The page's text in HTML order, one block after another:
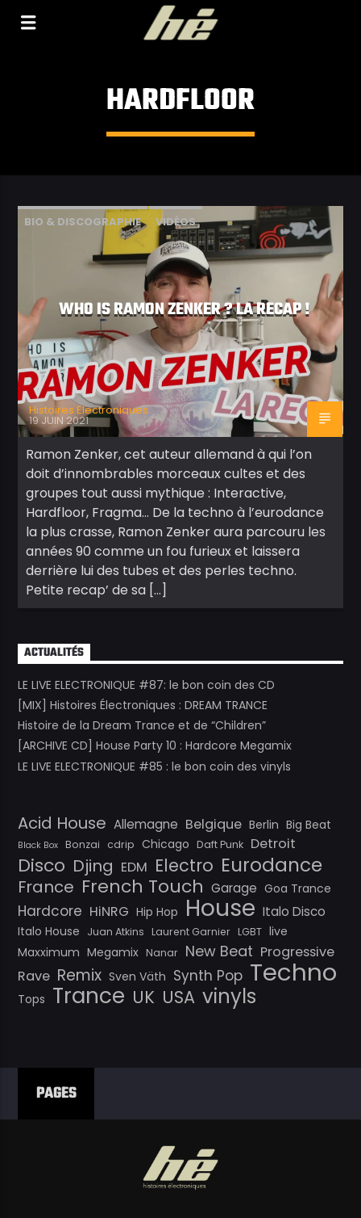
HARDFLOOR
BIO & DISCOGRAPHIE VIDÉOS
WHO IS RAMON ZENKER ? LA RECAP !
Histoires Electroniques
19 JUIN 2021
Ramon Zenker, cet auteur allemand à qui l’on
doit d’innombrables morceaux cultes et des
groupes tout aussi mythique : Interactive,
Hardfloor, Fragma… De la techno à l’eurodance
la plus crasse, Ramon Zenker aura parcouru les
années 90 comme un fou furieux et laissera
derrière lui des tubes et des perles techno.
Petite recap’ de sa […]
ACTUALITÉS
LE LIVE ELECTRONIQUE #87: le bon coin des CD
[MIX] Histoires Électroniques : DREAM TRANCE
Histoire de la Dream Trance et de “Children”
[ARCHIVE CD] House Party 10 : Hardcore Megamix
LE LIVE ELECTRONIQUE #85 : le bon coin des vinyls
Acid House Allemagne Belgique Berlin Big Beat
Black Box Bonzai cdrip Chicago Daft Punk Detroit
Disco Djing EDM Electro Eurodance
France French Touch Garage Goa Trance
Hardcore HiNRG Hip Hop House Italo Disco
Italo House Juan Atkins Laurent Garnier LGBT live
Maxximum Megamix Nanar New Beat Progressive
Rave Remix Sven Väth Synth Pop Techno
Tops Trance UK USA vinyls
PAGES